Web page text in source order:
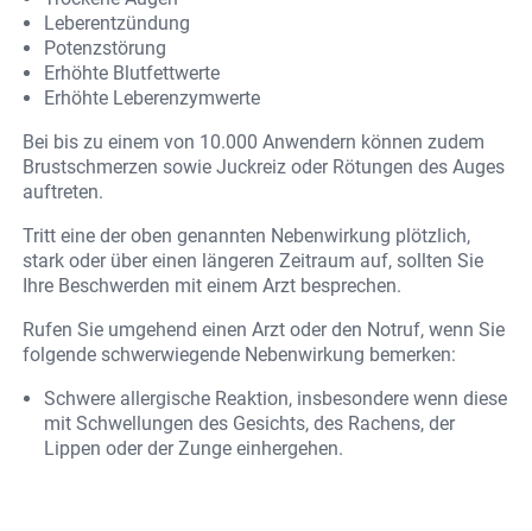
Leberentzündung
Potenzstörung
Erhöhte Blutfettwerte
Erhöhte Leberenzymwerte
Bei bis zu einem von 10.000 Anwendern können zudem
Brustschmerzen sowie Juckreiz oder Rötungen des Auges
auftreten.
Tritt eine der oben genannten Nebenwirkung plötzlich,
stark oder über einen längeren Zeitraum auf, sollten Sie
Ihre Beschwerden mit einem Arzt besprechen.
Rufen Sie umgehend einen Arzt oder den Notruf, wenn Sie
folgende schwerwiegende Nebenwirkung bemerken:
Schwere allergische Reaktion, insbesondere wenn diese
mit Schwellungen des Gesichts, des Rachens, der
Lippen oder der Zunge einhergehen.